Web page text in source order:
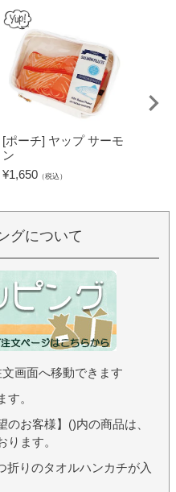
[ポーチ] ヤップ サーモ
ン
¥1,650 （税込）
グについて
画面へ移動できます
。
のお客様】()内の商品は、
ます。
折りのタオルハンカチが入